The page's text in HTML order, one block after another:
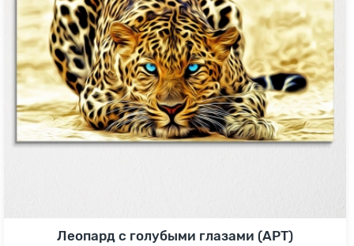
Леопард с голубыми глазами (АРТ)